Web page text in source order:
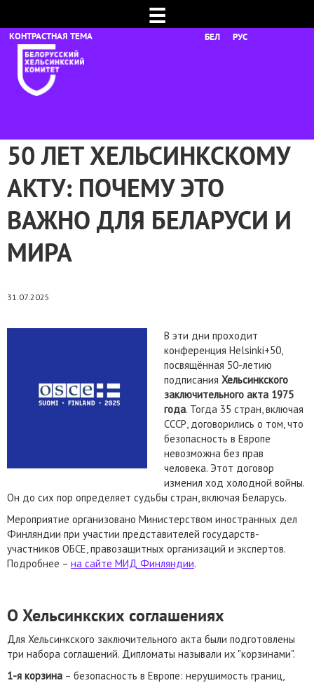
☰
БЕЛ РУС
50 ЛЕТ ХЕЛЬСИНКСКОМУ
АКТУ: ПОЧЕМУ ЭТО
ВАЖНО ДЛЯ БЕЛАРУСИ И
МИРА
31.07.2025
В эти дни проходит
конференция Helsinki+50,
посвящённая 50-летию
подписания Хельсинкского
заключительного акта 1975
года. Тогда 35 стран, включая
СССР, договорились о том, что
безопасность в Европе
невозможна без прав
человека. Этот договор
изменил ход холодной войны.
Он до сих пор определяет судьбы стран, включая Беларусь.
Мероприятие организовано Министерством иностранных дел
Финляндии при участии представителей государств-
участников ОБСЕ, правозащитных организаций и экспертов.
Подробнее – на сайте МИД Финляндии.
О Хельсинкских соглашениях
Для Хельсинкского заключительного акта были подготовлены
три набора соглашений. Дипломаты называли их "корзинами".
1-я корзина – безопасность в Европе: нерушимость границ,